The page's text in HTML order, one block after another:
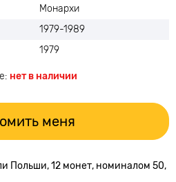
Монархи
1979-1989
1979
нет в наличии
меня
Польши, 12 монет, номиналом 50,